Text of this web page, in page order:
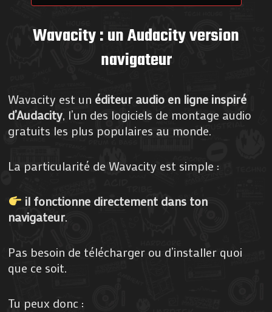
Wavacity : un Audacity version
navigateur
Wavacity est un éditeur audio en ligne inspiré
d’Audacity, l’un des logiciels de montage audio
gratuits les plus populaires au monde.
La particularité de Wavacity est simple :
il fonctionne directement dans ton
navigateur.
Pas besoin de télécharger ou d’installer quoi
que ce soit.
Tu peux donc :